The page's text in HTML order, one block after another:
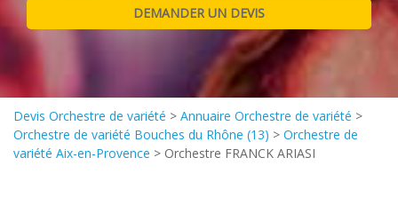
Devis Orchestre de variété > Annuaire Orchestre de variété >
Orchestre de variété Bouches du Rhône (13) > Orchestre de
variété Aix-en-Provence > Orchestre FRANCK ARIASI